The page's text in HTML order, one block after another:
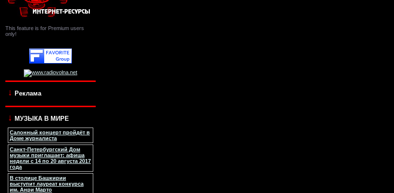
This feature is for Premium users
only!
↓ Реклама
↓ МУЗЫКА В МИРЕ
Салонный концерт пройдёт в
Доме журналиста
Санкт-Петербургский Дом
музыки приглашает: афиша
недели с 14 по 20 августа 2017
года
В столице Башкирии
выступит лауреат конкурса
им. Анри Марто